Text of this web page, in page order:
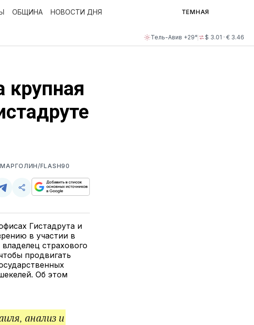
Тель-Авив +29° $ 3.01 · € 3.46
ОБЩИНА НОВОСТИ ДНЯ ТЕМНАЯ
крупная
FLASH90
Поделиться
Telegram
Скопируйте
поделитесь
ссылкой
Гистадрута и
в участии в
страхового
продвигать
Об этом
анализ и